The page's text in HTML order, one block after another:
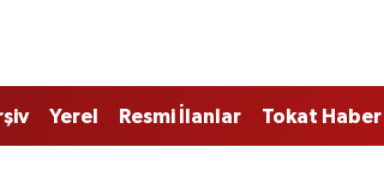
Yerel Resmi İlanlar Tokat Haber